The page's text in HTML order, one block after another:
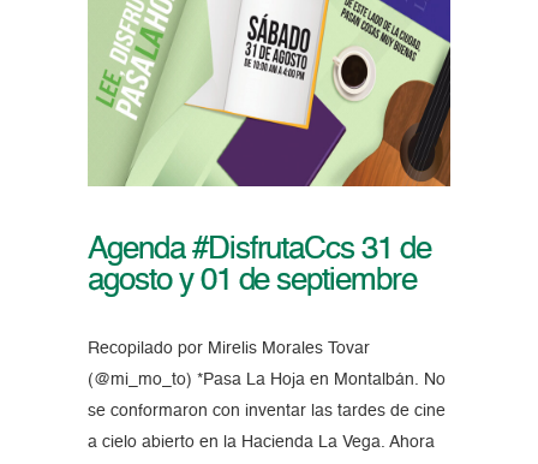
Agenda #DisfrutaCcs 31 de
agosto y 01 de septiembre
Recopilado por Mirelis Morales Tovar
(@mi_mo_to) *Pasa La Hoja en Montalbán. No
se conformaron con inventar las tardes de cine
a cielo abierto en la Hacienda La Vega. Ahora